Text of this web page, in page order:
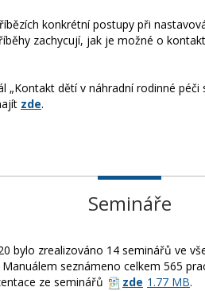
konkrétní postupy při
zachycují, jak je možné o
„Kontakt dětí v náhradní rodinné
zde.
Semináře
bylo zrealizováno 14 seminářů ve
seznámeno celkem 565
ze seminářů
zde 1.77 MB.